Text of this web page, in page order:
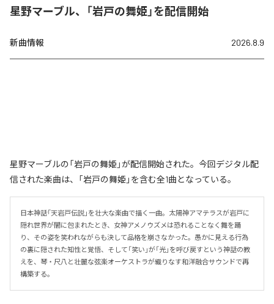
星野マーブル、「岩戸の舞姫」を配信開始
新曲情報 2026.8.9
星野マーブルの「岩戸の舞姫」が配信開始された。今回デジタル配
信された楽曲は、「岩戸の舞姫」を含む全1曲となっている。
日本神話「天岩戸伝説」を壮大な楽曲で描く一曲。太陽神アマテラスが岩戸に
隠れ世界が闇に包まれたとき、女神アメノウズメは恐れることなく舞を踊
り、その姿を笑われながらも決して品格を崩さなかった。愚かに見える行為
の裏に隠された知性と覚悟、そして「笑い」が「光」を呼び戻すという神話の教
えを、琴・尺八と壮麗な弦楽オーケストラが織りなす和洋融合サウンドで再
構築する。